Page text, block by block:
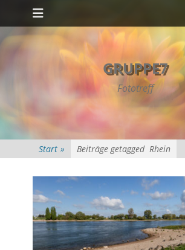
Zum
Inhalt
springen
Primäres Menü
GRUPPE7
Fototreff
Start » Beiträge getagged Rhein